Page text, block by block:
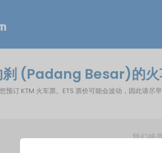
(Padang Besar)的火
订 KTM 火车票。ETS 票价可能会波动，因此请尽
我们接